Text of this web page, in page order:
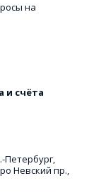
и счёта
Петербург,
Невский пр.,